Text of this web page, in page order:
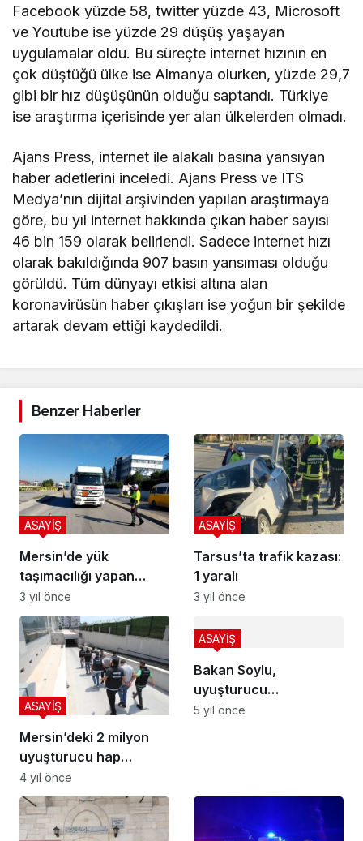
Facebook yüzde 58, twitter yüzde 43, Microsoft
ve Youtube ise yüzde 29 düşüş yaşayan
uygulamalar oldu. Bu süreçte internet hızının en
çok düştüğü ülke ise Almanya olurken, yüzde 29,7
gibi bir hız düşüşünün olduğu saptandı. Türkiye
ise araştırma içerisinde yer alan ülkelerden olmadı.
Ajans Press, internet ile alakalı basına yansıyan
haber adetlerini inceledi. Ajans Press ve ITS
Medya’nın dijital arşivinden yapılan araştırmaya
göre, bu yıl internet hakkında çıkan haber sayısı
46 bin 159 olarak belirlendi. Sadece internet hızı
olarak bakıldığında 907 basın yansıması olduğu
görüldü. Tüm dünyayı etkisi altına alan
koronavirüsün haber çıkışları ise yoğun bir şekilde
artarak devam ettiği kaydedildi.
Benzer Haberler
Mersin’de yük
taşımacılığı yapan
araçlar denetleniyor
ASAYİŞ
3 yıl önce
Tarsus’ta trafik kazası:
1 yaralı
ASAYİŞ
3 yıl önce
Mersin’deki 2 milyon
uyuşturucu hap
operasyonunun
zanlıları adliyeye sevk
edildi
ASAYİŞ
4 yıl önce
Bakan Soylu,
uyuşturucu
operasyonunu bizzat
ASAYİŞ
5 yıl önce